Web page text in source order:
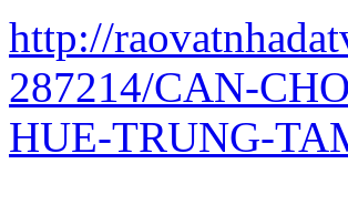
http://
287214/CAN-
HUE-TRUNG-